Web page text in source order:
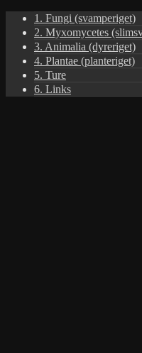
1. Fungi (svamperiget)
2. Myxomycetes
3. Animalia (dyreriget)
4. Plantae (planteriget)
5. Ture
6. Links